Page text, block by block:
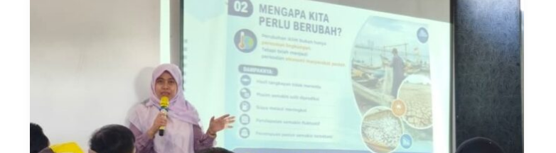
untuk
Perkuat